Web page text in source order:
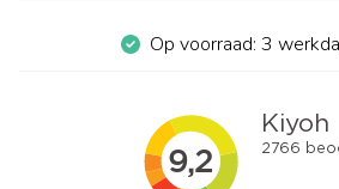
Op voorraad: 3